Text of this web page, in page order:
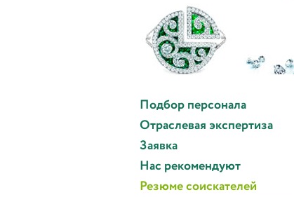
Подбор персонала
Отраслевая экспертиза
Заявка
Нас рекомендуют
Резюме соискателей